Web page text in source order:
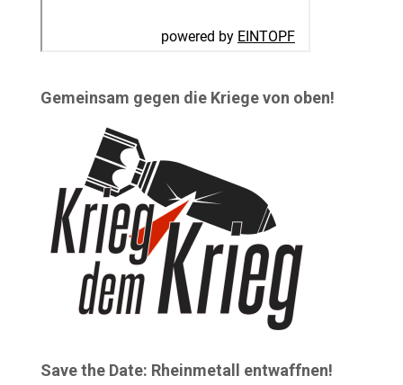
Gemeinsam gegen die Kriege von oben!
Save the Date: Rheinmetall entwaffnen!